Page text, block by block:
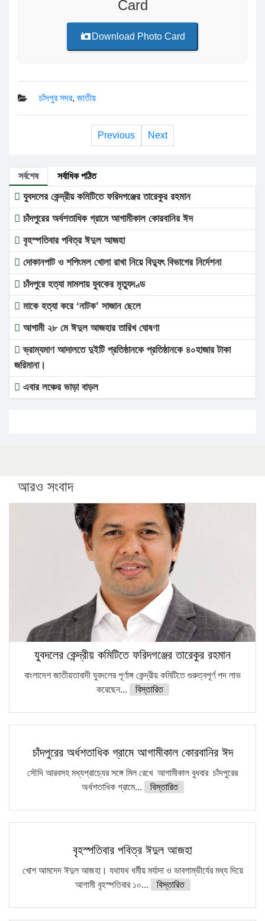
Card
Download Photo Card
চাঁদপুর সদর, জাতীয়
Previous Next
সর্বশেষ সর্বাধিক পঠিত
যুবদলের কেন্দ্রীয় কমিটিতে ফরিদগঞ্জের তারেকুর রহমান
চাঁদপুরের অর্ধশতাধিক গ্রামে আগামীকাল কোরবানির ঈদ
বৃহস্পতিবার পবিত্র ঈদুল আজহা
দোকানপাট ও শপিংমল খোলা রাখা নিয়ে বিদ্যুৎ বিভাগের নির্দেশনা
চাঁদপুরে হত্যা মামলায় যুবকের মৃত্যুদণ্ড
মাকে হত্যা করে ‘নাটক’ সাজান ছেলে
আগামী ২৮ মে ঈদুল আজহার তারিখ ঘোষণা
ভ্রাম্যমাণ আদালতে দুইটি প্রতিষ্ঠানকে প্রতিষ্ঠানকে ৪০হাজার টাকা
জরিমানা।
এবার লঞ্চের ভাড়া বাড়ল
সারা দেশে বজ্রাঘাতে ১৪ জনের প্রাণহানি
কঠোর হচ্ছে এসএসসি ও এইচএসসি পরীক্ষা
ফরিদগঞ্জে আগুনে পুড়লো ৬ ব্যবসা প্রতিষ্ঠান
আরও সংবাদ
যুবদলের কেন্দ্রীয় কমিটিতে ফরিদগঞ্জের তারেকুর রহমান
বাংলাদেশ জাতীয়তাবাদী যুবদলের পূর্ণাঙ্গ কেন্দ্রীয় কমিটিতে গুরুত্বপূর্ণ পদ লাভ
করেছেন...
বিস্তারিত
চাঁদপুরের অর্ধশতাধিক গ্রামে আগামীকাল কোরবানির ঈদ
সৌদি আরবসহ মধ্যপ্রাচ্যের সঙ্গে মিল রেখে আগামীকাল বুধবার চাঁদপুরের
অর্ধশতাধিক গ্রামে...
বিস্তারিত
বৃহস্পতিবার পবিত্র ঈদুল আজহা
খোশ আমদেদ ঈদুল আজহা। যথাযথ ধর্মীয় মর্যাদা ও ভাবগাম্ভীর্যের মধ্য দিয়ে
আগামী বৃহস্পতিবার ১০...
বিস্তারিত